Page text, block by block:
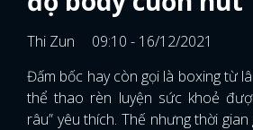
Thi Zun
09:10 - 16/12/2021
Đấm bốc hay còn gọi là boxing từ
thể thao rèn luyện sức khoẻ
râu” yêu thích. Thế nhưng thời